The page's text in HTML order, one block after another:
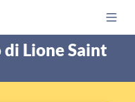
Lione Saint